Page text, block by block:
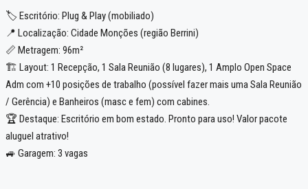
🏷️ Escritório: Plug & Play (mobiliado)
📍 Localização: Cidade Monções (região Berrini)
📏 Metragem: 96m²
🏗️ Layout: 1 Recepção, 1 Sala Reunião (8 lugares), 1 Amplo Open Space
Adm com +10 posições de trabalho (possível fazer mais uma Sala Reunião
/ Gerência) e Banheiros (masc e fem) com cabines.
🏆 Destaque: Escritório em bom estado. Pronto para uso! Valor pacote
aluguel atrativo!
🚙 Garagem: 3 vagas